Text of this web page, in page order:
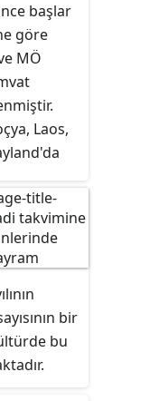
başlar
göre
MÖ
Laos,
bir
bu